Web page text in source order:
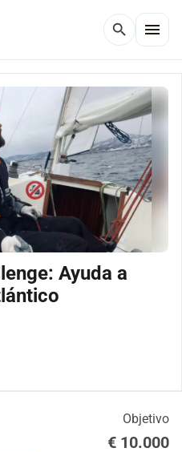
search menu
Ayuda a
Objetivo
€ 10.000